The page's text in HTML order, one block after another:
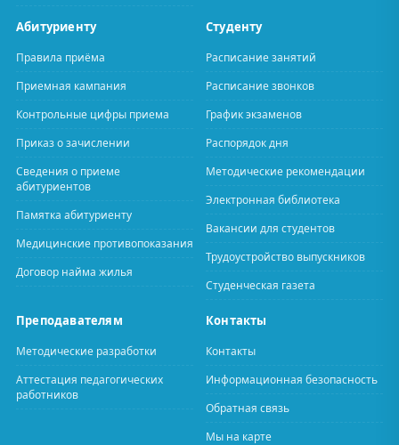
Абитуриенту
Правила приёма
Приемная кампания
Контрольные цифры приема
Приказ о зачислении
Сведения о приеме
абитуриентов
Памятка абитуриенту
Медицинские противопоказания
Договор найма жилья
Студенту
Расписание занятий
Расписание звонков
График экзаменов
Распорядок дня
Методические рекомендации
Электронная библиотека
Вакансии для студентов
Трудоустройство выпускников
Студенческая газета
Преподавателям
Методические разработки
Аттестация педагогических
работников
Контакты
Контакты
Информационная безопасность
Обратная связь
Мы на карте